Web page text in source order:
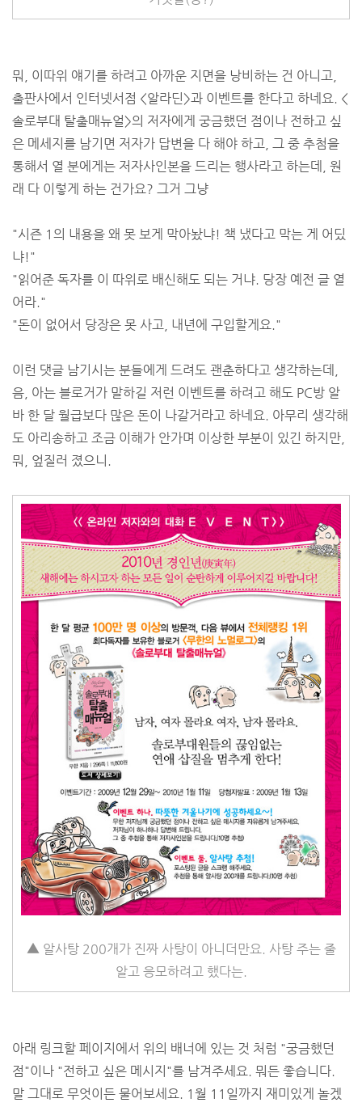
뭐, 이따위 얘기를 하려고 아까운 지면을 낭비하는 건 아니고,
출판사에서 인터넷서점 <알라딘>과 이벤트를 한다고 하네요. <
솔로부대 탈출매뉴얼>의 저자에게 궁금했던 점이나 전하고 싶
은 메세지를 남기면 저자가 답변을 다 해야 하고, 그 중 추첨을
통해서 열 분에게는 저자사인본을 드리는 행사라고 하는데, 원
래 다 이렇게 하는 건가요? 그거 그냥
"시즌 1의 내용을 왜 못 보게 막아놨냐! 책 냈다고 막는 게 어딨
냐!"
"읽어준 독자를 이 따위로 배신해도 되는 거냐. 당장 예전 글 열
어라."
"돈이 없어서 당장은 못 사고, 내년에 구입할게요."
이런 댓글 남기시는 분들에게 드려도 괜춘하다고 생각하는데,
음, 아는 블로거가 말하길 저런 이벤트를 하려고 해도 PC방 알
바 한 달 월급보다 많은 돈이 나갈거라고 하네요. 아무리 생각해
도 아리송하고 조금 이해가 안가며 이상한 부분이 있긴 하지만,
뭐, 엎질러 졌으니.
▲ 알사탕 200개가 진짜 사탕이 아니더만요. 사탕 주는 줄
알고 응모하려고 했다는.
아래 링크할 페이지에서 위의 배너에 있는 것 처럼 "궁금했던
점"이나 "전하고 싶은 메시지"를 남겨주세요. 뭐든 좋습니다.
말 그대로 무엇이든 물어보세요. 1월 11일까지 재미있게 놀겠